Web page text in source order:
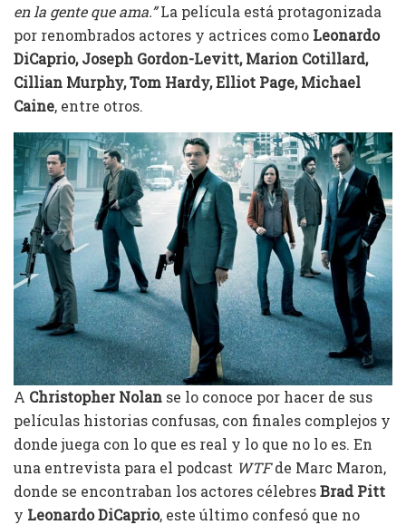
en la gente que ama.”La película está protagonizada
por renombrados actores y actrices como Leonardo
DiCaprio, Joseph Gordon-Levitt, Marion Cotillard,
Cillian Murphy, Tom Hardy, Elliot Page, Michael
Caine, entre otros.
A Christopher Nolan se lo conoce por hacer de sus
películas historias confusas, con finales complejos y
donde juega con lo que es real y lo que no lo es. En
una entrevista para el podcast WTFde Marc Maron,
donde se encontraban los actores célebresBrad Pitt
y Leonardo DiCaprio, este último confesó que no